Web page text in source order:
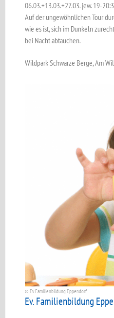
06.03.+13.03.+27.03. jew. 19-
Auf der ungewöhnlichen Tour
wie es ist, sich im Dunkeln
bei Nacht abtauchen.
Wildpark Schwarze Berge, Am
© Ev. Familienbildung Eppendorf
Ev. Familienbildung